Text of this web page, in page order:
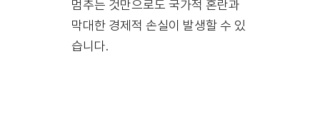
멈추는 것만으로도 국가적 혼란과
막대한 경제적 손실이 발생할 수 있
습니다.